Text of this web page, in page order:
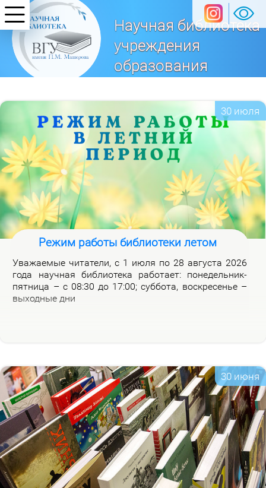
Научная библиотека
учреждения
образования
государственный университет
имени П. М. Машерова»
30 июля
Режим работы библиотеки летом
Ува­жа­е­мые чи­та­те­ли, с 1 июля по 28 ав­гу­ста 2026
го­да на­уч­ная биб­лио­те­ка ра­бо­та­ет: по­не­дель­ник-
пят­ни­ца – с 08:30 до 17:00; суб­бо­та, вос­кре­се­нье –
вы­ход­ные дни
30 июня